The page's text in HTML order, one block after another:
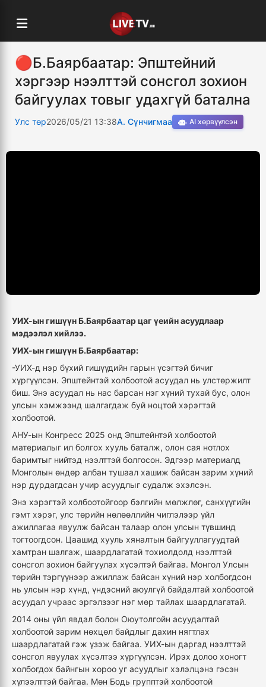
🔴Б.Баярбаатар: Эпштейний
хэргээр нээлттэй сонсгол зохион
байгуулах товыг удахгүй батална
Улс төр2026/05/21 13:38А. Сүнчигмаа AI хөрвүүлсэн
УИХ-ын гишүүн Б.Баярбаатар цаг үеийн асуудлаар
мэдээлэл хийлээ.
УИХ-ын гишүүн Б.Баярбаатар:
-УИХ-д нэр бүхий гишүүдийн гарын үсэгтэй бичиг
хүргүүлсэн. Эпштейнтэй холбоотой асуудал нь улстөржилт
биш. Энэ асуудал нь нас барсан нэг хүний тухай бус, олон
улсын хэмжээнд шалгагдаж буй ноцтой хэрэгтэй
холбоотой.
АНУ-ын Конгресс 2025 онд Эпштейнтэй холбоотой
материалыг ил болгох хууль баталж, олон сая нотлох
баримтыг нийтэд нээлттэй болгосон. Эдгээр материалд
Монголын өндөр албан тушаал хашиж байсан зарим хүний
нэр дурдагдсан учир асуудлыг судалж эхэлсэн.
Энэ хэрэгтэй холбоотойгоор бэлгийн мөлжлөг, санхүүгийн
гэмт хэрэг, улс төрийн нөлөөллийн чиглэлээр үйл
ажиллагаа явуулж байсан талаар олон улсын түвшинд
тогтоогдсон. Цаашид хууль хяналтын байгууллагуудтай
хамтран шалгаж, шаардлагатай тохиолдолд нээлттэй
сонсгол зохион байгуулах хүсэлтэй байгаа. Монгол Улсын
төрийн тэргүүнээр ажиллаж байсан хүний нэр холбогдсон
нь улсын нэр хүнд, үндэсний аюулгүй байдалтай холбоотой
асуудал учраас эргэлзээг нэг мөр тайлах шаардлагатай.
2014 оны үйл явдал болон Оюутолгойн асуудалтай
холбоотой зарим нөхцөл байдлыг дахин нягтлах
шаардлагатай гэж үзэж байгаа. УИХ-ын даргад нээлттэй
сонсгол явуулах хүсэлтээ хүргүүлсэн. Ирэх долоо хоногт
холбогдох байнгын хороо уг асуудлыг хэлэлцэнэ гэсэн
хүлээлттэй байгаа. Мөн Бодь групптэй холбоотой